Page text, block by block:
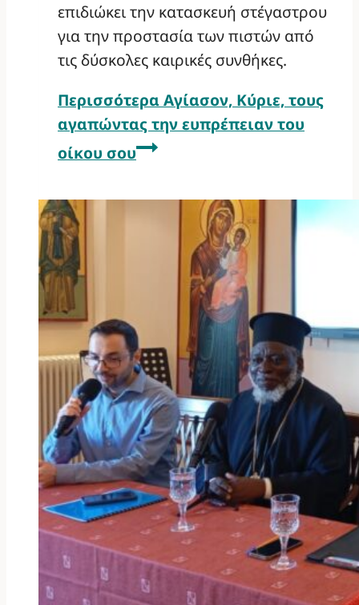
επιδιώκει την κατασκευή στέγαστρου
για την προστασία των πιστών από
τις δύσκολες καιρικές συνθήκες.
Περισσότερα Αγίασον, Κύριε, τους
αγαπώντας την ευπρέπειαν του
οίκου σου